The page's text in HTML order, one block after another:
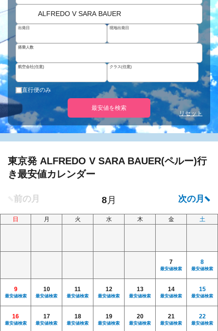
ALFREDO V SARA BAUER
出発日 現地出発日
搭乗人数
航空会社(任意) クラス(任意)
直行便のみ
最安値を検索
リセット
東京発 ALFREDO V SARA BAUER(ペルー)行
き最安値カレンダー
日 月 火 水 木 金 土
7
最安値検索
8
最安値検索
9
最安値検索
10
最安値検索
11
最安値検索
12
最安値検索
13
最安値検索
14
最安値検索
15
最安値検索
16
最安値検索
17
最安値検索
18
最安値検索
19
最安値検索
20
最安値検索
21
最安値検索
22
最安値検索